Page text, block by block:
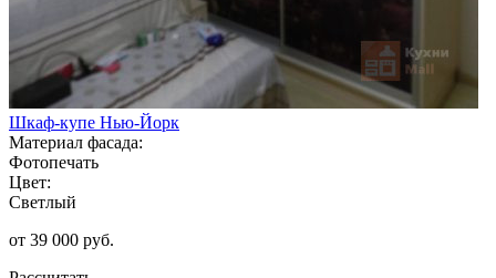
Шкаф-купе Нью-Йорк
Материал фасада:
Фотопечать
Цвет:
Светлый
от 39 000 руб.